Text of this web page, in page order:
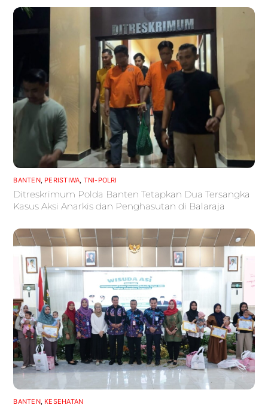
BANTEN, PERISTIWA TNI-POLRI
Ditreskrimum Polda Banten Tetapkan Dua Tersangka
Kasus Aksi Anarkis dan Penghasutan di Balaraja
BANTEN, KESEHATAN